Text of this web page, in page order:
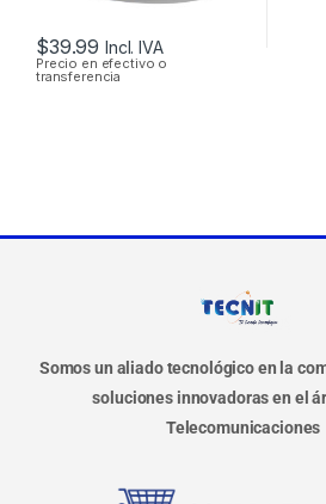
$39.99 Incl. IVA
Precio en efectivo o
transferencia
Somos un aliado tecnológico en la
soluciones innovadoras en el
Telecomunicaciones